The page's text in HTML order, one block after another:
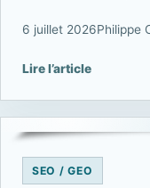
6 juillet 2026Philippe
Lire l’article
SEO / GEO